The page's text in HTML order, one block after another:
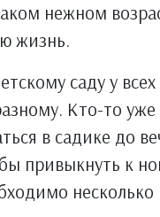
нежном
жизнь.
саду у
Кто-то уже
в садике до
привыкнуть к
несколько